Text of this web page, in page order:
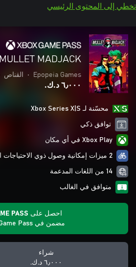
تخطي إلى المحتوى الرئيسي
MULLET MADJACK
Epopeia Games
• القناص
٦٫٠٠٠ د.ك.‏
محسّنة لـ Xbox Series X|S
توافق ذكي
Xbox Play في أي مكان
2 ميزات إمكانية وصول ذوي الاحتياجات الخاصة
14 من اللغات المدعمة
متوافق في الغالب
احصل على GAME PASS
مضمن في PC Game Pass
شراء
٦٫٠٠٠ د.ك.‏